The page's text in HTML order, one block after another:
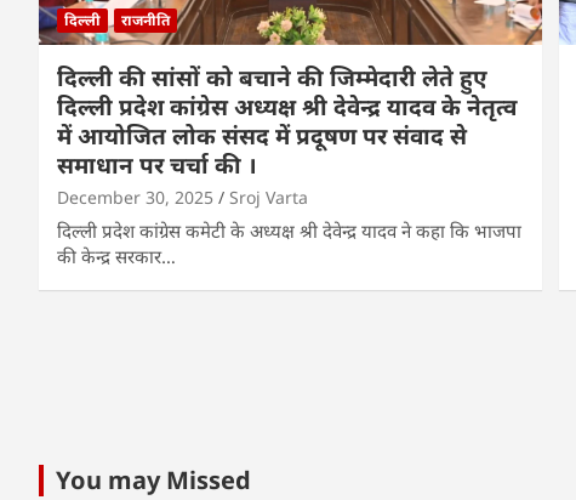
दिल्ली राजनीति
दिल्ली की सांसों को बचाने की जिम्मेदारी लेते हुए
दिल्ली प्रदेश कांग्रेस अध्यक्ष श्री देवेन्द्र यादव के नेतृत्व
में आयोजित लोक संसद में प्रदूषण पर संवाद से
समाधान पर चर्चा की ।
December 30, 2025 Sroj Varta
दिल्ली प्रदेश कांग्रेस कमेटी के अध्यक्ष श्री देवेन्द्र यादव ने कहा कि भाजपा
की केन्द्र सरकार…
You may Missed